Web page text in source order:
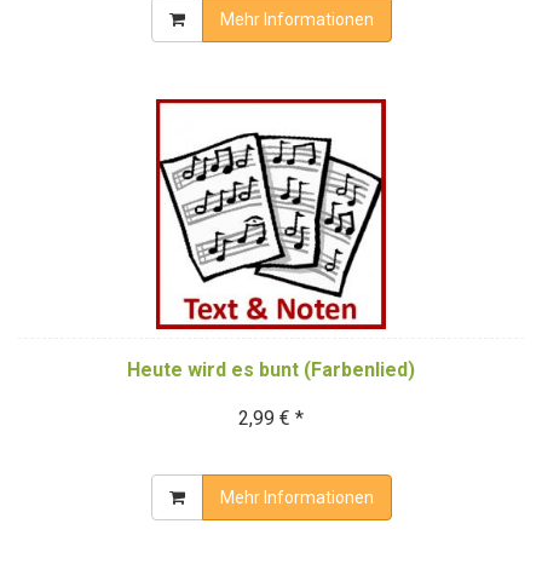
Mehr Informationen
Heute wird es bunt (Farbenlied)
2,99 € *
Mehr Informationen